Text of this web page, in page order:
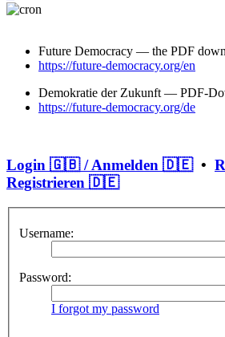
Future Democracy — the PDF
https://future-democracy.org/en
Demokratie der Zukunft — PDF-
https://future-democracy.org/de
Login 🇬🇧 / Anmelden 🇩🇪•
Registrieren 🇩🇪
Username:
Password:
I forgot my password